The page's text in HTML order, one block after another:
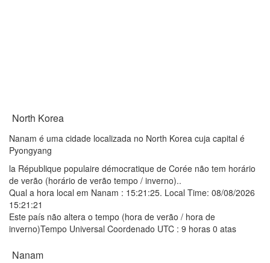
North Korea
Nanam é uma cidade localizada no North Korea cuja capital é
Pyongyang
la République populaire démocratique de Corée não tem horário
de verão (horário de verão tempo / inverno)..
Qual a hora local em Nanam : 15:21:25. Local Time: 08/08/2026
15:21:21
Este país não altera o tempo (hora de verão / hora de
inverno)Tempo Universal Coordenado UTC : 9 horas 0 atas
Nanam